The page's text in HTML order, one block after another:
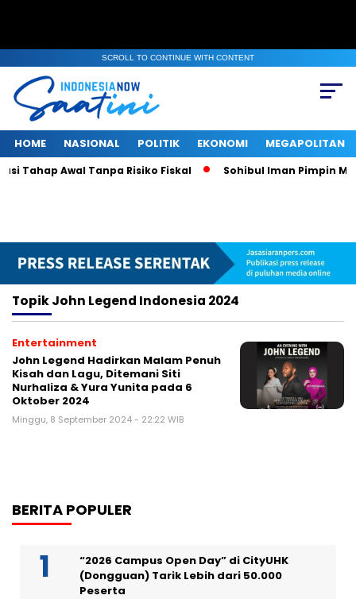
SCROLL TO CONTINUE WITH CONTENT
HOME NASIONAL POLITIK EKONOMI MEGAPOLITAN
Tahap Awal Tanpa Risiko Fiskal Sohibul Iman Pimpin
TopikJohn Legend Indonesia 2024
Entertainment
John Legend Hadirkan Malam Penuh
Kisah dan Lagu, Ditemani Siti
Nurhaliza & Yura Yunita pada 6
Oktober 2024
Minggu, 8 September 2024 - 22:22 WIB
BERITA POPULER
“2026 Campus Open Day” di CityUHK
(Dongguan) Tarik Lebih dari 50.000
Peserta